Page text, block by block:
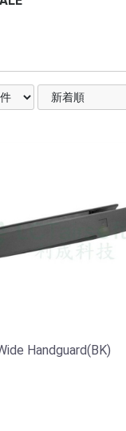
Handguard(BK)